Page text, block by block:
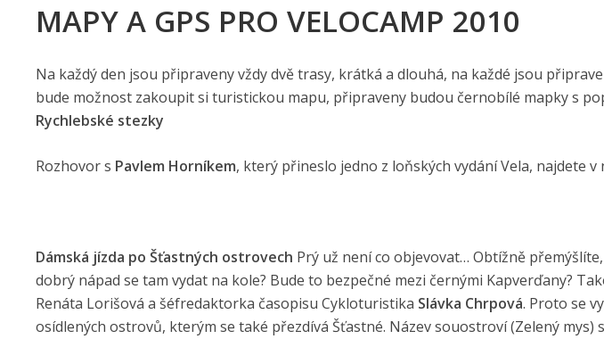
MAPY A GPS PRO VELOCAMP 2010
Na každý den jsou připraveny vždy dvě trasy, krátká a dlouhá, na každé jsou
bude možnost zakoupit si turistickou mapu, připraveny budou černobílé mapky s
Rychlebské stezky
Rozhovor s Pavlem Horníkem, který přineslo jedno z loňských vydání Vela, najdete v
Dámská jízda po Šťastných ostrovech Prý už není co objevovat… Obtížně
dobrý nápad se tam vydat na kole? Bude to bezpečné mezi černými Kapverďany?
Renáta Lorišová a šéfredaktorka časopisu Cykloturistika Slávka Chrpová. Proto se
osídlených ostrovů, kterým se také přezdívá Šťastné. Název souostroví (Zelený mys)